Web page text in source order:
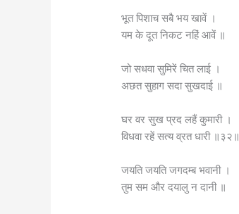
भूत पिशाच सबै भय खावें ।
यम के दूत निकट नहिं आवें ॥
जो सधवा सुमिरें चित लाई ।
अछत सुहाग सदा सुखदाई ॥
घर वर सुख प्रद लहैं कुमारी ।
विधवा रहें सत्य व्रत धारी ॥३२॥
जयति जयति जगदम्ब भवानी ।
तुम सम और दयालु न दानी ॥